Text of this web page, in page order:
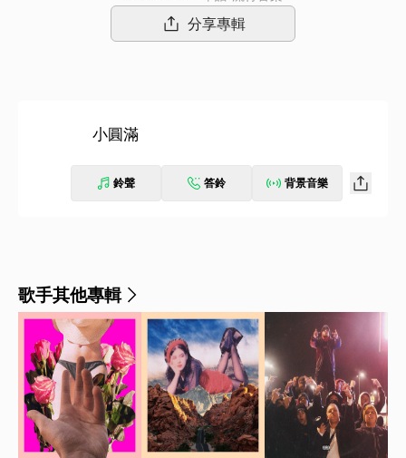
分享專輯
小圓滿
鈴聲 答鈴 背景音樂
歌手其他專輯